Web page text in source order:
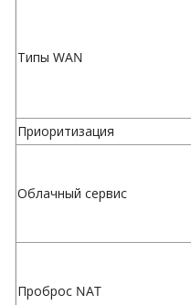
Типы WAN
Приоритизация
Облачный сервис
Проброс NAT